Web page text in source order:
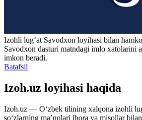
Izohli lugʻat Savodxon loyihasi bilan
Savodxon dasturi matndagi imlo xatolarini
imkon beradi.
Batafsil
Izoh.uz loyihasi haqida
Izoh.uz — O‘zbek tilining xalqona izohli
so‘zlarning ma’nolari ibora va misollar